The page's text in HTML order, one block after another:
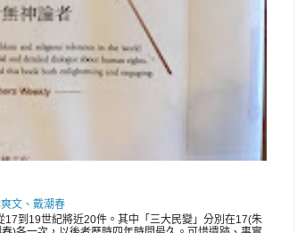
文、戴潮春
17到19世紀將近20件。其中「三大民變」分別在17(朱